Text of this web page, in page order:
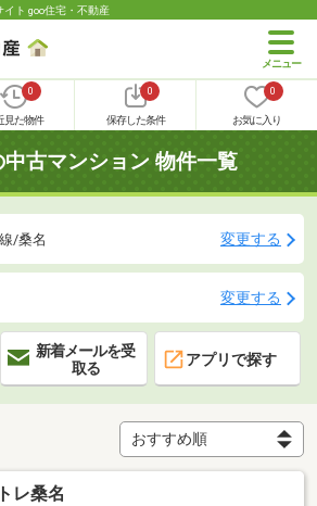
イト goo住宅・不動産
0
見た物件
0
保存した条件
0
お気に入り
古マンション 物件一覧
/桑名 変更する
変更する
新着メールを受
取る
アプリで探す
レ桑名